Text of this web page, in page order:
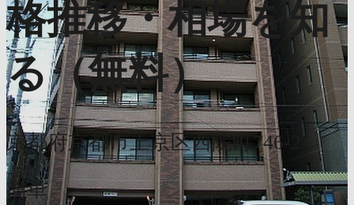
格推移・相場を知
る（無料）
京都府京都市上京区西院町746-2
簡単